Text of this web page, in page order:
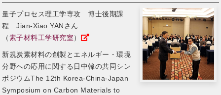
量子プロセス理工学専攻 博士後期課
程 Jian-Xiao YANさん
（素子材料工学研究室）
新規炭素材料の創製とエネルギー・環境
分野への応用に関する日中韓の共同シン
ポジウムThe 12th Korea-China-Japan
Symposium on Carbon Materials to